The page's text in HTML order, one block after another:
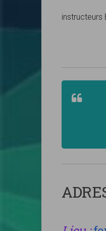
instructeurs